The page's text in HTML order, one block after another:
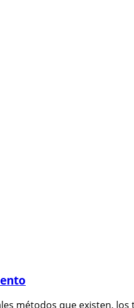
métodos que existen,